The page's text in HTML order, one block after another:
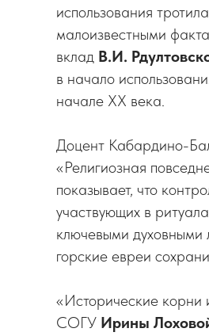
использования
малоизвестными
вклад В.И.
в начало
начале ХХ века.
Доцент Кабардино-
«Религиозная
показывает, что
участвующих в
ключевыми
горские евреи
«Исторические корни
СОГУ Ирины